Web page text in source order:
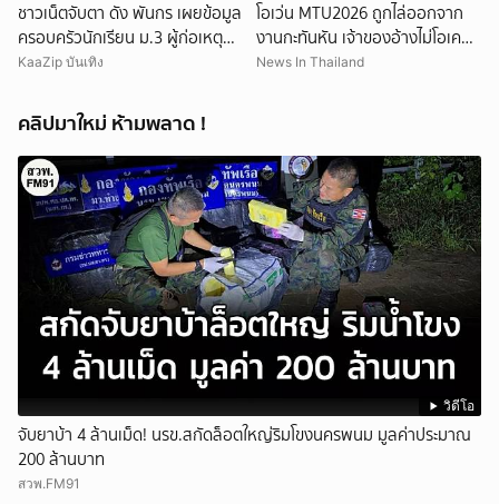
ชาวเน็ตจับตา ดัง พันกร เผยข้อมูล
ครอบครัวนักเรียน ม.3 ผู้ก่อเหตุ
และที่มาอาวุธ
KaaZip บันเทิง
โอเว่น MTU2026 ถูกไล่ออกจาก
งานกะทันหัน เจ้าของอ้างไม่โอเคส
าวสอง
News In Thailand
คลิปมาใหม่ ห้ามพลาด !
วิดีโอ
จับยาบ้า 4 ล้านเม็ด! นรข.สกัดล็อตใหญ่ริมโขงนครพนม มูลค่าประมาณ
200 ล้านบาท
สวพ.FM91